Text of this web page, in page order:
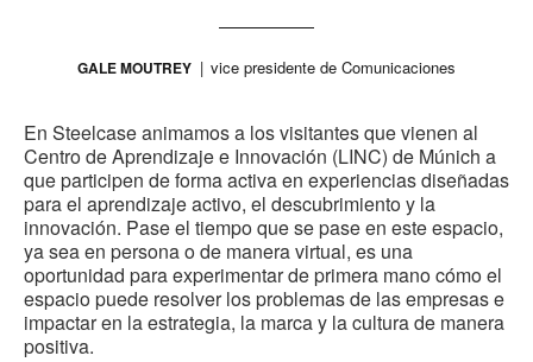
GALE MOUTREY vice presidente de Comunicaciones
En Steelcase animamos a los visitantes que vienen al
Centro de Aprendizaje e Innovación (LINC) de Múnich a
que participen de forma activa en experiencias diseñadas
para el aprendizaje activo, el descubrimiento y la
innovación. Pase el tiempo que se pase en este espacio,
ya sea en persona o de manera virtual, es una
oportunidad para experimentar de primera mano cómo el
espacio puede resolver los problemas de las empresas e
impactar en la estrategia, la marca y la cultura de manera
positiva.